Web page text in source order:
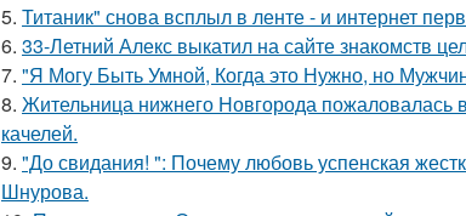
5. Титаник" снова всплыл в ленте - и интернет
6. 33-Летний Алекс выкатил на сайте знакомств
7. "Я Могу Быть Умной, Когда это Нужно, но
8. Жительница нижнего Новгорода пожаловалась
качелей.
9. "До свидания! ": Почему любовь успенская
Шнурова.